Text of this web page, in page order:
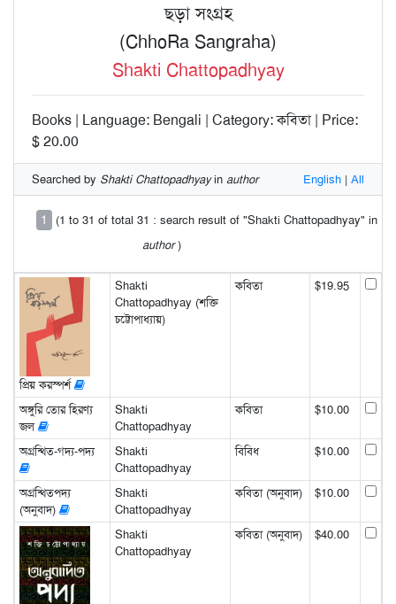
ছড়া সংগ্রহ
(ChhoRa Sangraha)
Shakti Chattopadhyay
Books | Language: Bengali | Category: কবিতা | Price:
$ 20.00
Searched by Shakti Chattopadhyayin author English | All
1
(1 to 31 of total 31 : search result of "Shakti Chattopadhyay" in
author)
প্রিয় করস্পর্শ
Shakti
Chattopadhyay (শক্তি
চট্টোপাধ্যায়)
কবিতা $19.95
অঙ্গুরি তোর হিরণ্য
জল
Shakti
Chattopadhyay
কবিতা $10.00
অগ্রন্থিত-গদ্য-পদ্য
Shakti
Chattopadhyay
বিবিধ $10.00
অগ্রন্থিতপদ্য
(অনুবাদ)
Shakti
Chattopadhyay
কবিতা (অনুবাদ) $10.00
Shakti
Chattopadhyay
কবিতা (অনুবাদ) $40.00